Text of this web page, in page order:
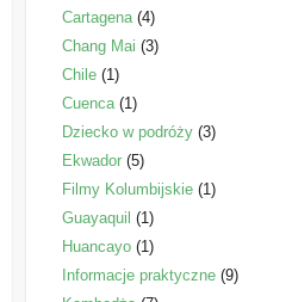
Cartagena(4)
Chang Mai (3)
Chile(1)
Cuenca(1)
Dziecko w podróży(3)
Ekwador(5)
Filmy Kolumbijskie(1)
Guayaquil (1)
Huancayo(1)
Informacje praktyczne(9)